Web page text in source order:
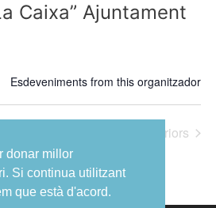
donar millor
Si continua utilitzant
que està d'acord.
Caixa” Ajuntament
Esdeveniments from this organitzador
posteriors